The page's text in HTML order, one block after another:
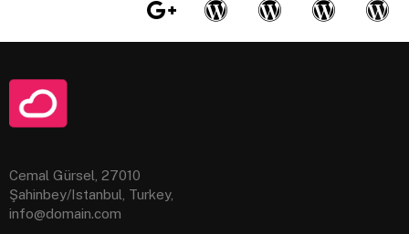
Cemal Gürsel, 27010
Şahinbey/Istanbul, Turkey,
info@domain.com